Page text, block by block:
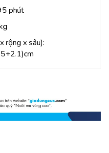
phút
rộng x sâu):